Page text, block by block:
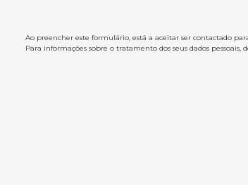
Ao preencher este formulário, está a aceitar ser contactado
Para informações sobre o tratamento dos seus dados pessoais,